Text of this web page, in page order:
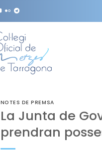
NOTES DE PREMSA
La Junta de
prendran